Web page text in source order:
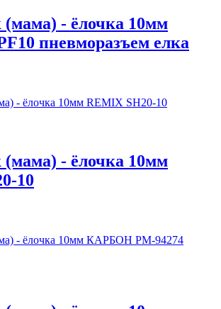
(мама) - ёлочка 10мм
пневморазъем елка
(мама) - ёлочка 10мм
10